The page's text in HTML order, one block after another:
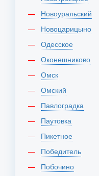
Новоуральский
Новоцарицыно
Одесское
Оконешниково
Омск
Омский
Павлоградка
Паутовка
Пикетное
Победитель
Побочино